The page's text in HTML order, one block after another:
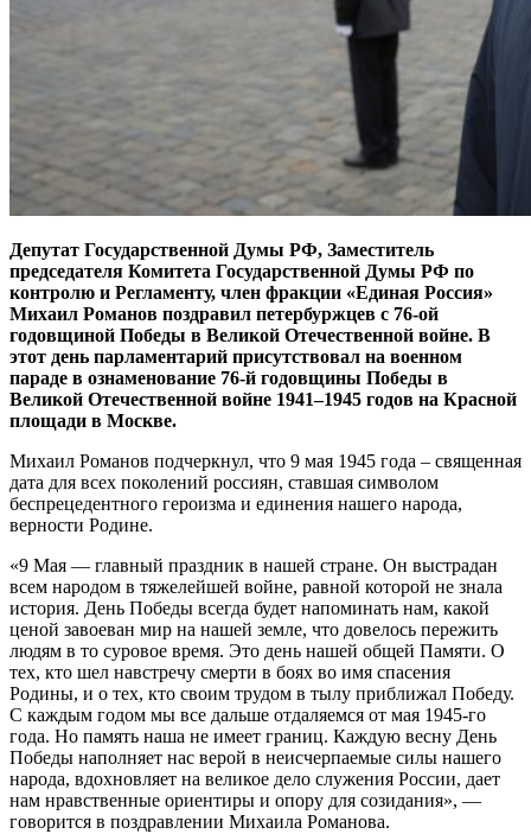
Депутат Государственной Думы РФ, Заместитель
председателя Комитета Государственной Думы РФ по
контролю и Регламенту, член фракции «Единая Россия»
Михаил Романов поздравил петербуржцев с 76-ой
годовщиной Победы в Великой Отечественной войне. В
этот день парламентарий присутствовал на военном
параде в ознаменование 76-й годовщины Победы в
Великой Отечественной войне 1941–1945 годов на Красной
площади в Москве.
Михаил Романов подчеркнул, что 9 мая 1945 года – священная
дата для всех поколений россиян, ставшая символом
беспрецедентного героизма и единения нашего народа,
верности Родине.
«9 Мая — главный праздник в нашей стране. Он выстрадан
всем народом в тяжелейшей войне, равной которой не знала
история. День Победы всегда будет напоминать нам, какой
ценой завоеван мир на нашей земле, что довелось пережить
людям в то суровое время. Это день нашей общей Памяти. О
тех, кто шел навстречу смерти в боях во имя спасения
Родины, и о тех, кто своим трудом в тылу приближал Победу.
С каждым годом мы все дальше отдаляемся от мая 1945-го
года. Но память наша не имеет границ. Каждую весну День
Победы наполняет нас верой в неисчерпаемые силы нашего
народа, вдохновляет на великое дело служения России, дает
нам нравственные ориентиры и опору для созидания», —
говорится в поздравлении Михаила Романова.